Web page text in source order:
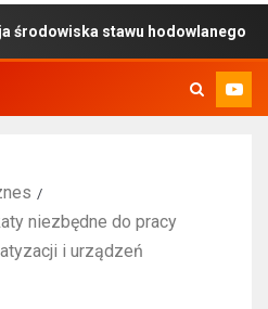
stawu hodowlanego
niezbędne do pracy
i urządzeń